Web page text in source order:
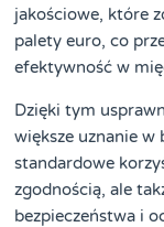
jakościowe, które
palety euro, co
efektywność w
Dzięki tym
większe uznanie
standardowe
zgodnością, ale
bezpieczeństwa i